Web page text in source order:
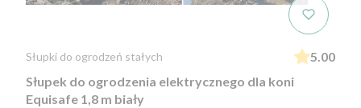
Słupki do ogrodzeń stałych
5.00
Słupek do ogrodzenia elektrycznego dla koni
Equisafe 1,8 m biały